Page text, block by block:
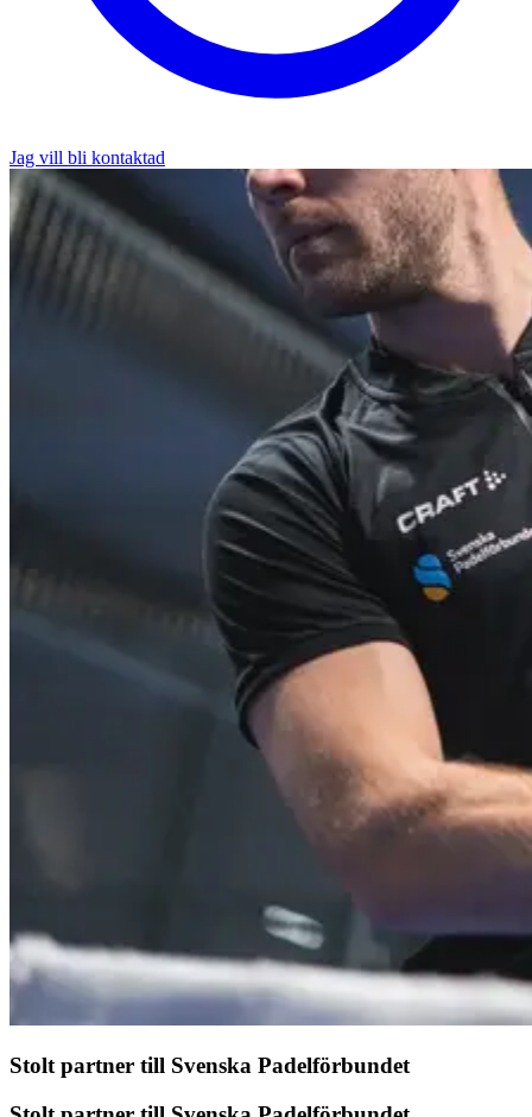
Jag vill bli kontaktad
Stolt partner till Svenska Padelförbundet